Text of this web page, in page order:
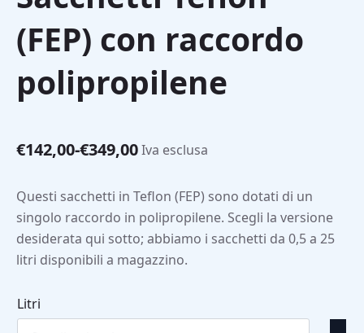
(FEP) con raccordo
polipropilene
€142,00-€349,00
Fascia
prezzo:
da
€142,00
a
€349,00
Iva esclusa
Questi sacchetti in Teflon (FEP) sono dotati di un
singolo raccordo in polipropilene. Scegli la versione
desiderata qui sotto; abbiamo i sacchetti da 0,5 a 25
litri disponibili a magazzino.
Litri